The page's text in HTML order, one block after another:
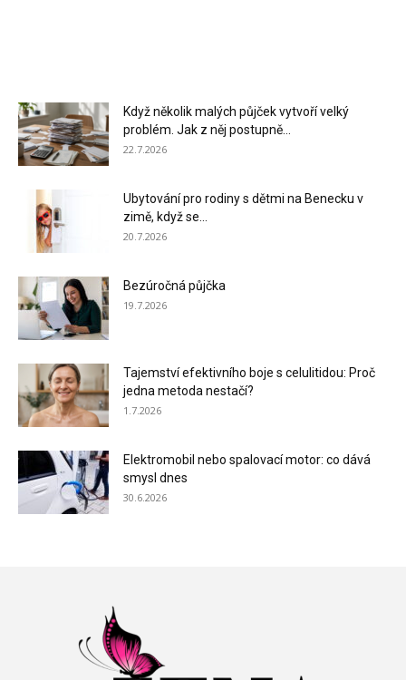
Když několik malých půjček vytvoří velký
problém. Jak z něj postupně...
22.7.2026
Ubytování pro rodiny s dětmi na Benecku v
zimě, když se...
20.7.2026
Bezúročná půjčka
19.7.2026
Tajemství efektivního boje s celulitidou: Proč
jedna metoda nestačí?
1.7.2026
Elektromobil nebo spalovací motor: co dává
smysl dnes
30.6.2026